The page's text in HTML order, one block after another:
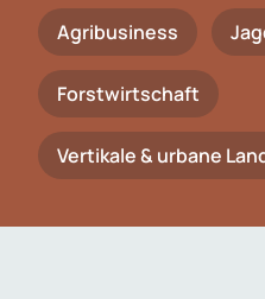
Agribusiness
Forstwirtschaft
Vertikale & urbane